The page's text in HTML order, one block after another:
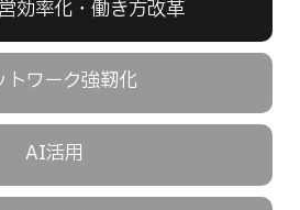
効率化・働き方改革
トワーク強靭化
AI活用